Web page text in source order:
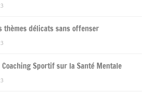
thèmes délicats sans offenser
Coaching Sportif sur la Santé Mentale